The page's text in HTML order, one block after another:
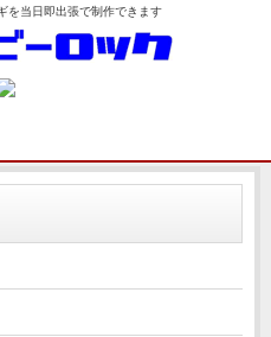
を当日即出張で制作できます